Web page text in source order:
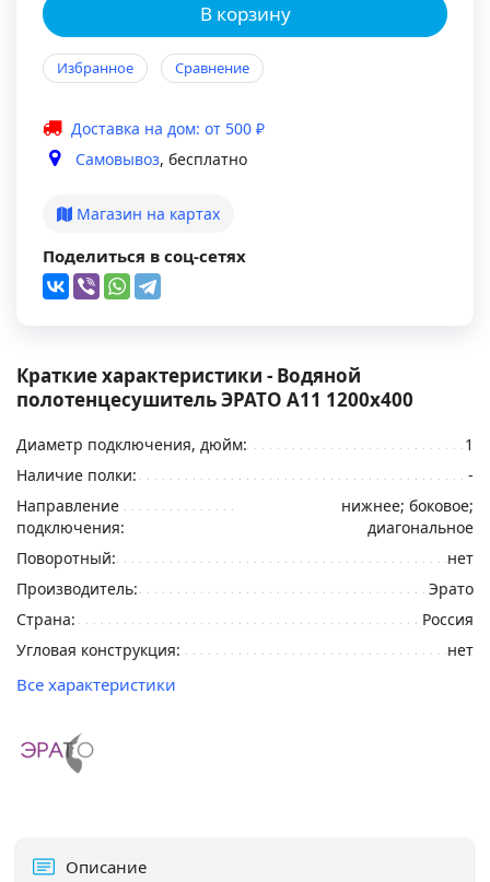
В корзину
Избранное Сравнение
Доставка на дом: от 500 ₽
Самовывоз, бесплатно
Магазин на картах
Поделиться в соц-сетях
Краткие характеристики - Водяной
полотенцесушитель ЭРАТО А11 1200x400
Диаметр подключения, дюйм:
1
Наличие полки:
-
Направление
подключения:
нижнее; боковое;
диагональное
Поворотный:
нет
Производитель:
Эрато
Страна:
Россия
Угловая конструкция:
нет
Все характеристики
Описание